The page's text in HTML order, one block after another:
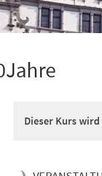
Dieser Kurs